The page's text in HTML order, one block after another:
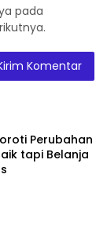
pada
Perubahan
tapi Belanja